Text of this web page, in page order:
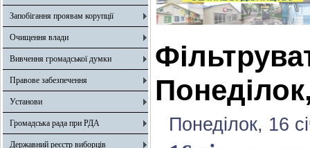
Запобігання проявам корупції
Очищення влади
Вивчення громадської думки
Правове забезпечення
Установи
Громадська рада при РДА
Державний реєстр виборців
Понеділок, 16